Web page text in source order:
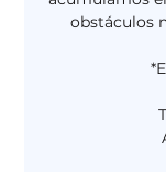
obstáculos